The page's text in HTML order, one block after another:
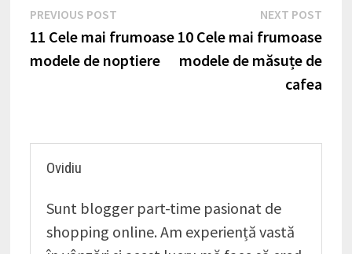
Navigare
în
articole
PREVIOUS POSTPrevious
post:
11 Cele mai frumoase
modele de noptiere
NEXT POST
10 Cele mai frumoase
modele de măsuțe de
cafea
Ovidiu
Sunt blogger part-time pasionat de
shopping online. Am experiență vastă